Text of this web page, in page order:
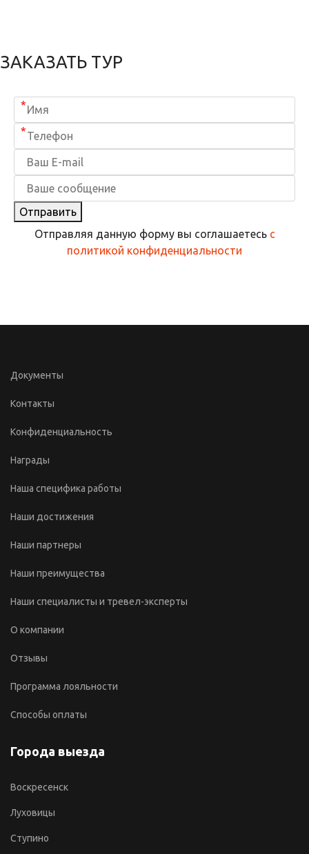
ЗАКАЗАТЬ ТУР
*
*
Отправить
Отправляя данную форму вы соглашаетесь с
политикой конфиденциальности
Документы
Контакты
Конфиденциальность
Награды
Наша специфика работы
Наши достижения
Наши партнеры
Наши преимущества
Наши специалисты и тревел-эксперты
О компании
Отзывы
Программа лояльности
Способы оплаты
Города выезда
Воскресенск
Луховицы
Ступино